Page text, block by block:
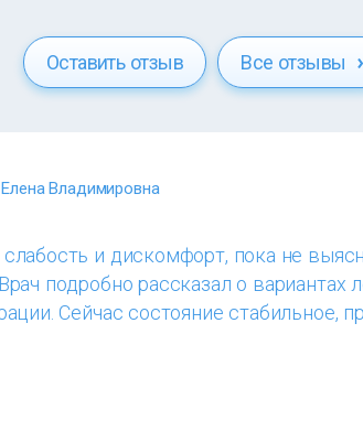
Оставить отзыв Все отзывы
Владимировна
и дискомфорт, пока не
подробно рассказал о вариантах
Сейчас состояние стабильное,